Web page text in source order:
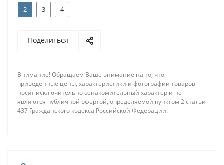
2
3 4
Поделиться
Внимание! Обращаем Ваше внимание на то, что
приведенные цены, характеристики и фотографии товаров
носят исключительно ознакомительный характер и не
являются публичной офертой, определяемой пунктом 2 статьи
437 Гражданского кодекса Российской Федерации.